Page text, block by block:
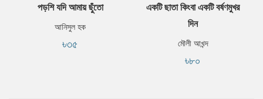
পড়শি যদি আমায় ছুঁতো
আনিসুল হক
৳৩৫
একটি ছাতা কিংবা একটি বর্ষণমুখর
দিন
মৌলী আখন্দ
৳৮০